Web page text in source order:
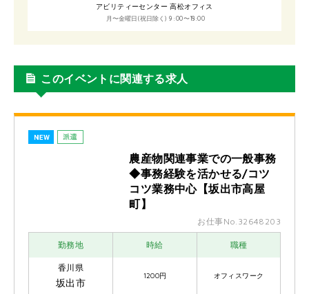
アビリティーセンター 高松オフィス
月〜金曜日(祝日除く) 9:00〜18:00
このイベントに関連する求人
農産物関連事業での一般事務
◆事務経験を活かせる/コツ
コツ業務中心【坂出市高屋
町】
お仕事No.32648203
勤務地 時給 職種
香川県
坂出市
1200円 オフィスワーク